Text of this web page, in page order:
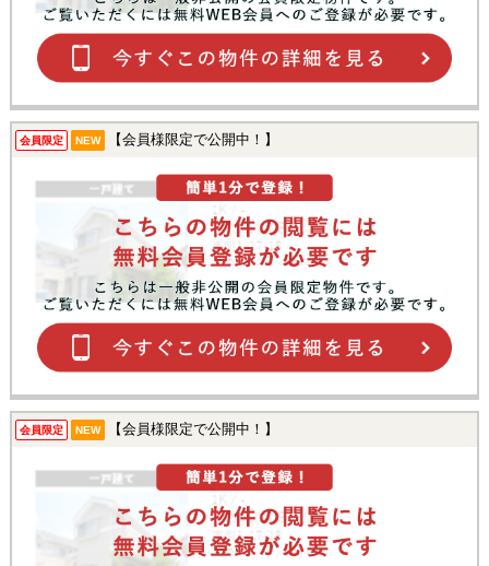
会員限定 NEW 【会員様限定で公開中！】
会員限定 NEW 【会員様限定で公開中！】